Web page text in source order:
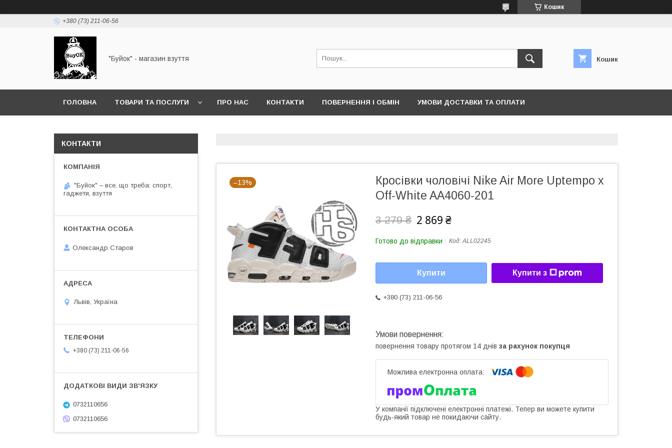
Кошик
+380 (73) 211-06-56
"Буйок" - магазин взуття Кошик
ГОЛОВНА ТОВАРИ ТА ПОСЛУГИ ПРО НАС КОНТАКТИ ПОВЕРНЕННЯ І ОБМІН УМОВИ ДОСТАВКИ ТА ОПЛАТИ
–13%
Кросівки чоловічі Nike Air More Uptempo x
Off-White AA4060-201
3 279 ₴ 2 869 ₴
Готово до відправки Код:ALL02245
Купити Купити з
+380 (73) 211-06-56
повернення товару протягом 14 днів за рахунок покупця
У компанії підключені електронні платежі. Тепер ви можете купити
будь-який товар не покидаючи сайту.
КОНТАКТИ
"Буйок" – все, що треба: спорт,
гаджети, взуття
Олександр Старов
Львів, Україна
+380 (73) 211-06-56
0732110656
0732110656